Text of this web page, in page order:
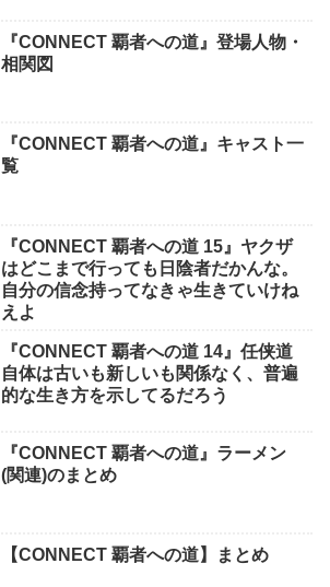
『CONNECT 覇者への道』登場人物・
相関図
『CONNECT 覇者への道』キャスト一
覧
『CONNECT 覇者への道 15』ヤクザ
はどこまで行っても日陰者だかんな。
自分の信念持ってなきゃ生きていけね
えよ
『CONNECT 覇者への道 14』任侠道
自体は古いも新しいも関係なく、普遍
的な生き方を示してるだろう
『CONNECT 覇者への道』ラーメン
(関連)のまとめ
【CONNECT 覇者への道】まとめ